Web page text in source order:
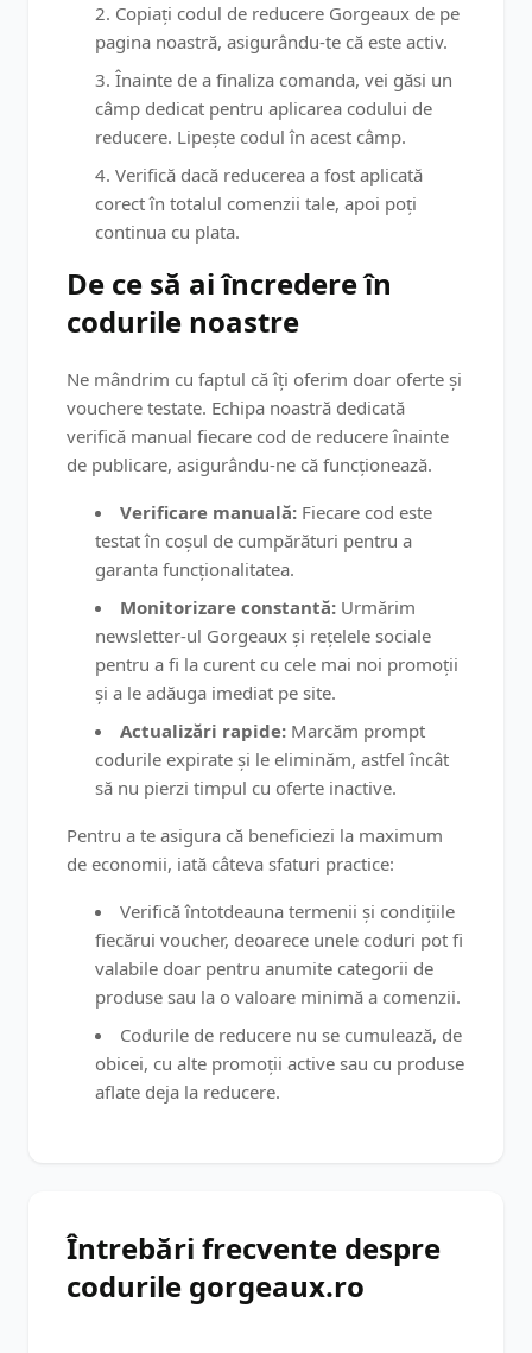
Copiați codul de reducere Gorgeaux de pe
pagina noastră, asigurându-te că este activ.
Înainte de a finaliza comanda, vei găsi un
câmp dedicat pentru aplicarea codului de
reducere. Lipește codul în acest câmp.
Verifică dacă reducerea a fost aplicată
corect în totalul comenzii tale, apoi poți
continua cu plata.
De ce să ai încredere în
codurile noastre
Ne mândrim cu faptul că îți oferim doar oferte și
vouchere testate. Echipa noastră dedicată
verifică manual fiecare cod de reducere înainte
de publicare, asigurându-ne că funcționează.
Verificare manuală: Fiecare cod este
testat în coșul de cumpărături pentru a
garanta funcționalitatea.
Monitorizare constantă: Urmărim
newsletter-ul Gorgeaux și rețelele sociale
pentru a fi la curent cu cele mai noi promoții
și a le adăuga imediat pe site.
Actualizări rapide: Marcăm prompt
codurile expirate și le eliminăm, astfel încât
să nu pierzi timpul cu oferte inactive.
Pentru a te asigura că beneficiezi la maximum
de economii, iată câteva sfaturi practice:
Verifică întotdeauna termenii și condițiile
fiecărui voucher, deoarece unele coduri pot fi
valabile doar pentru anumite categorii de
produse sau la o valoare minimă a comenzii.
Codurile de reducere nu se cumulează, de
obicei, cu alte promoții active sau cu produse
aflate deja la reducere.
Întrebări frecvente despre
codurile gorgeaux.ro